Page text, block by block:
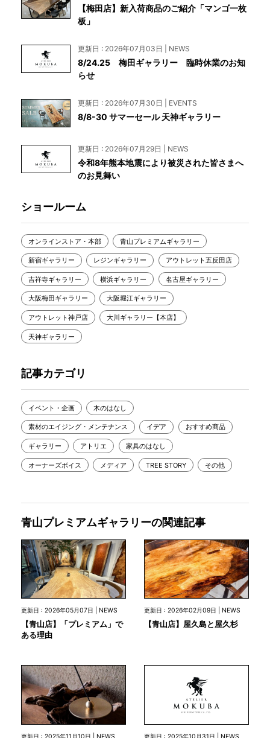
【梅田店】新入荷商品のご紹介「マンゴ一枚
板」
更新日 : 2026年07月03日 | NEWS
8/24.25 梅田ギャラリー 臨時休業のお知
らせ
更新日 : 2026年07月30日 | EVENTS
8/8-30 サマーセール 天神ギャラリー
更新日 : 2026年07月29日 | NEWS
令和8年熊本地震により被災された皆さまへ
のお見舞い
ショールーム
オンラインストア・本部 青山プレミアムギャラリー
新宿ギャラリー レジンギャラリー アウトレット五反田店
吉祥寺ギャラリー 横浜ギャラリー 名古屋ギャラリー
大阪梅田ギャラリー 大阪堀江ギャラリー
アウトレット神戸店 大川ギャラリー【本店】
天神ギャラリー
記事カテゴリ
イベント・企画 木のはなし
素材のエイジング・メンテナンス イデア おすすめ商品
ギャラリー アトリエ 家具のはなし
オーナーズボイス メディア TREE STORY その他
青山プレミアムギャラリーの関連記事
更新日 : 2026年05月07日 | NEWS
【青山店】「プレミアム」で
ある理由
更新日 : 2026年02月09日 | NEWS
【青山店】屋久島と屋久杉
更新日 : 2025年10月31日 | NEWS